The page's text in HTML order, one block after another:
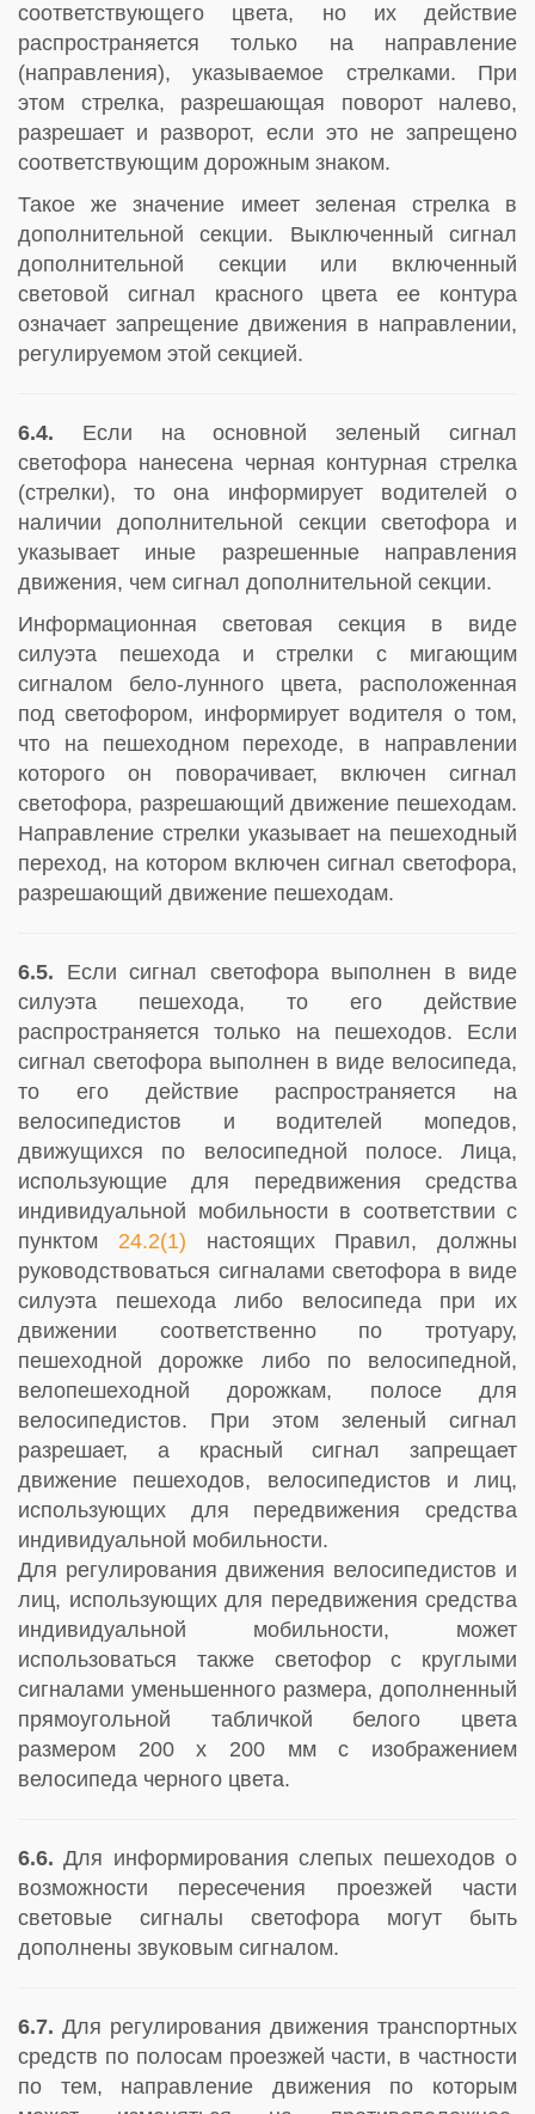
соответствующего цвета, но их действие
распространяется только на направление
(направления), указываемое стрелками. При
этом стрелка, разрешающая поворот налево,
разрешает и разворот, если это не запрещено
соответствующим дорожным знаком.
Такое же значение имеет зеленая стрелка в
дополнительной секции. Выключенный сигнал
дополнительной секции или включенный
световой сигнал красного цвета ее контура
означает запрещение движения в направлении,
регулируемом этой секцией.
6.4. Если на основной зеленый сигнал
светофора нанесена черная контурная стрелка
(стрелки), то она информирует водителей о
наличии дополнительной секции светофора и
указывает иные разрешенные направления
движения, чем сигнал дополнительной секции.
Информационная световая секция в виде
силуэта пешехода и стрелки с мигающим
сигналом бело-лунного цвета, расположенная
под светофором, информирует водителя о том,
что на пешеходном переходе, в направлении
которого он поворачивает, включен сигнал
светофора, разрешающий движение пешеходам.
Направление стрелки указывает на пешеходный
переход, на котором включен сигнал светофора,
разрешающий движение пешеходам.
6.5. Если сигнал светофора выполнен в виде
силуэта пешехода, то его действие
распространяется только на пешеходов. Если
сигнал светофора выполнен в виде велосипеда,
то его действие распространяется на
велосипедистов и водителей мопедов,
движущихся по велосипедной полосе. Лица,
использующие для передвижения средства
индивидуальной мобильности в соответствии с
пунктом 24.2(1) настоящих Правил, должны
руководствоваться сигналами светофора в виде
силуэта пешехода либо велосипеда при их
движении соответственно по тротуару,
пешеходной дорожке либо по велосипедной,
велопешеходной дорожкам, полосе для
велосипедистов. При этом зеленый сигнал
разрешает, а красный сигнал запрещает
движение пешеходов, велосипедистов и лиц,
использующих для передвижения средства
индивидуальной мобильности.
Для регулирования движения велосипедистов и
лиц, использующих для передвижения средства
индивидуальной мобильности, может
использоваться также светофор с круглыми
сигналами уменьшенного размера, дополненный
прямоугольной табличкой белого цвета
размером 200 x 200 мм с изображением
велосипеда черного цвета.
6.6. Для информирования слепых пешеходов о
возможности пересечения проезжей части
световые сигналы светофора могут быть
дополнены звуковым сигналом.
6.7. Для регулирования движения транспортных
средств по полосам проезжей части, в частности
по тем, направление движения по которым